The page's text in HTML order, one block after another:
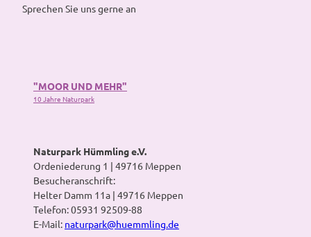
Sprechen Sie uns gerne an
"MOOR UND MEHR"
10 Jahre Naturpark
Naturpark Hümmling e.V.
Ordeniederung 1 | 49716 Meppen
Besucheranschrift:
Helter Damm 11a | 49716 Meppen
Telefon: 05931 92509-88
E-Mail: naturpark@huemmling.de